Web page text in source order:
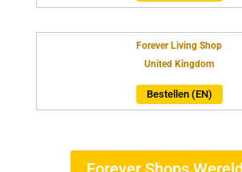
Forever Living Shop
United Kingdom
Bestellen (EN)